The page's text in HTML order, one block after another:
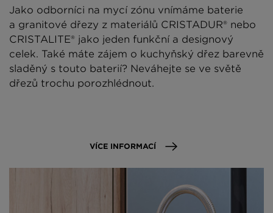
Jako odborníci na mycí zónu vnímáme baterie
a granitové dřezy z materiálů CRISTADUR® nebo
CRISTALITE® jako jeden funkční a designový
celek. Také máte zájem o kuchyňský dřez barevně
sladěný s touto baterií? Neváhejte se ve světě
dřezů trochu porozhlédnout.
VÍCE INFORMACÍ